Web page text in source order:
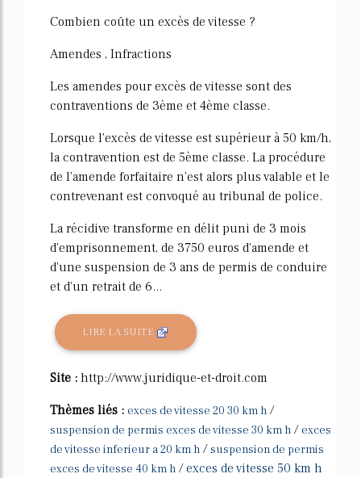
Combien coûte un excès de vitesse ?
Amendes , Infractions
Les amendes pour excès de vitesse sont des
contraventions de 3ème et 4ème classe.
Lorsque l'excès de vitesse est supérieur à 50 km/h,
la contravention est de 5ème classe. La procédure
de l'amende forfaitaire n'est alors plus valable et le
contrevenant est convoqué au tribunal de police.
La récidive transforme en délit puni de 3 mois
d'emprisonnement, de 3750 euros d'amende et
d'une suspension de 3 ans de permis de conduire
et d'un retrait de 6...
LIRE LA SUITE
Site : http://www.juridique-et-droit.com
Thèmes liés : exces de vitesse 20 30 km h /
suspension de permis exces de vitesse 30 km h / exces
de vitesse inferieur a 20 km h /suspension de permis
exces de vitesse 40 km h /exces de vitesse 50 km h